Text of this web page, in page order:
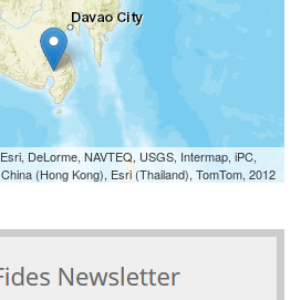
DeLorme, NAVTEQ, USGS, Intermap, iPC,
(Hong Kong), Esri (Thailand), TomTom, 2012